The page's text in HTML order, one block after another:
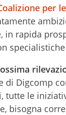
per
in rapida
specialistiche
di Digcomp
tutte le
bisogna